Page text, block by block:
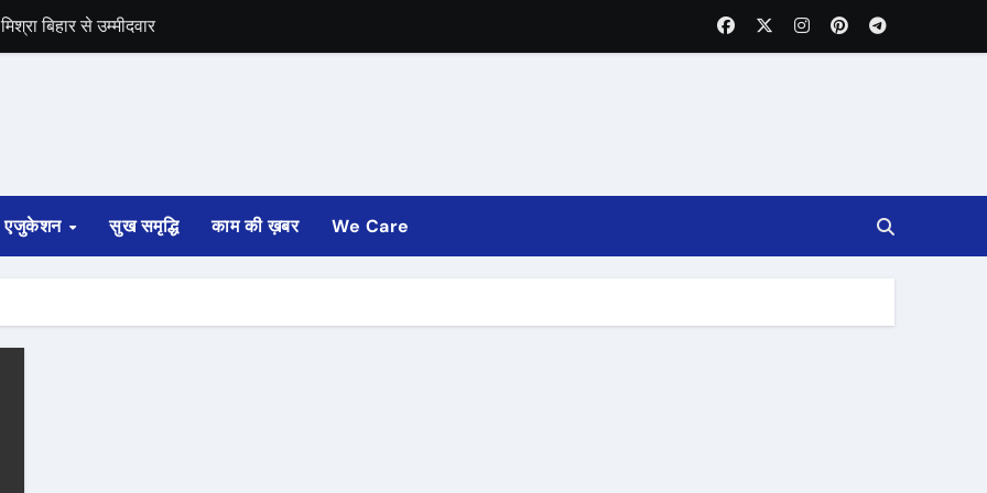
बिहार से उम्मीदवार
एजुकेशन सुख समृद्धि काम की ख़बर We Care